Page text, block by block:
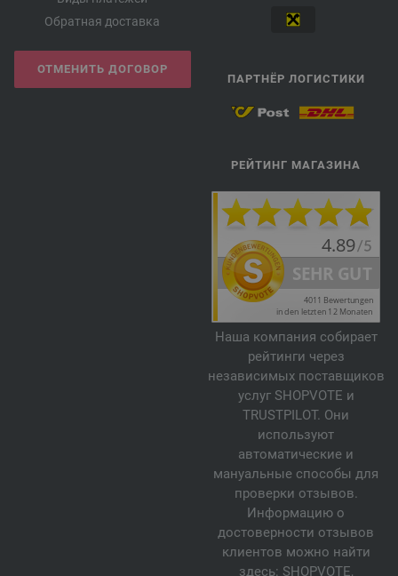
Обратная доставка
ОТМЕНИТЬ ДОГОВОР
ПАРТНЁР ЛОГИСТИКИ
РЕЙТИНГ МАГАЗИНА
Наша компания собирает
рейтинги через
независимых поставщиков
услуг SHOPVOTE и
TRUSTPILOT. Они
используют
автоматические и
мануальные способы для
проверки отзывов.
Информацию о
достоверности отзывов
клиентов можно найти
здесь: SHOPVOTE,